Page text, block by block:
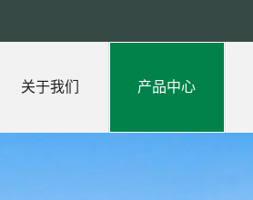
关于我们 产品中心